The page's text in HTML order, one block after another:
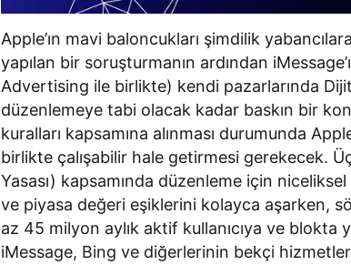
Apple’ın mavi baloncukları şimdilik
yapılan bir soruşturmanın ardından
Advertising ile birlikte) kendi pazarlarında
düzenlemeye tabi olacak kadar baskın bir
kuralları kapsamına alınması durumunda
birlikte çalışabilir hale getirmesi gerekecek.
Yasası) kapsamında düzenleme için
ve piyasa değeri eşiklerini kolayca aşarken,
az 45 milyon aylık aktif kullanıcıya ve blokta
iMessage, Bing ve diğerlerinin bekçi